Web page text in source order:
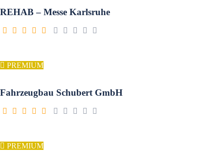
REHAB – Messe Karlsruhe
PREMIUM
Fahrzeugbau Schubert GmbH
PREMIUM